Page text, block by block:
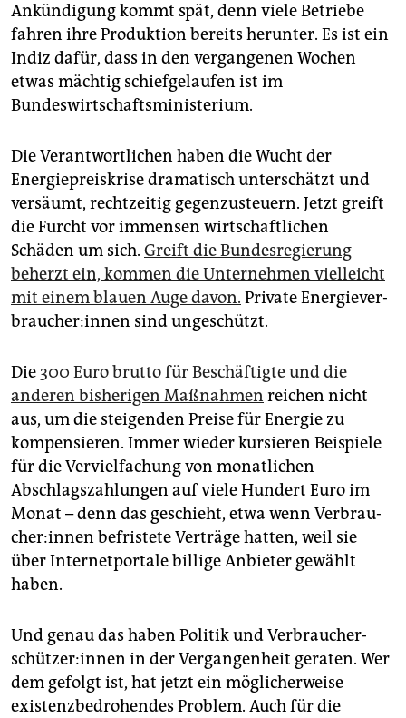
Ankündigung kommt spät, denn viele Betriebe
fahren ihre Produktion bereits herunter. Es ist ein
Indiz dafür, dass in den vergangenen Wochen
etwas mächtig schiefgelaufen ist im
Bundeswirtschaftsministerium.
Die Verantwortlichen haben die Wucht der
Energiepreiskrise dramatisch unterschätzt und
versäumt, rechtzeitig gegenzusteuern. Jetzt greift
die Furcht vor immensen wirtschaftlichen
Schäden um sich. Greift die Bundesregierung
beherzt ein, kommen die Unternehmen vielleicht
mit einem blauen Auge davon. Private En­er­gie­ver­
brau­che­r:in­nen sind ungeschützt.
Die 300 Euro brutto für Beschäftigte und die
anderen bisherigen Maßnahmen reichen nicht
aus, um die steigenden Preise für Energie zu
kompensieren. Immer wieder kursieren Beispiele
für die Vervielfachung von monatlichen
Abschlagszahlungen auf viele Hundert Euro im
Monat – denn das geschieht, etwa wenn Ver­brau­
che­r:in­nen befristete Verträge hatten, weil sie
über Internetportale billige Anbieter gewählt
haben.
Und genau das haben Politik und Ver­brau­cher­
schüt­ze­r:in­nen in der Vergangenheit geraten. Wer
dem gefolgt ist, hat jetzt ein möglicherweise
existenzbedrohendes Problem. Auch für die